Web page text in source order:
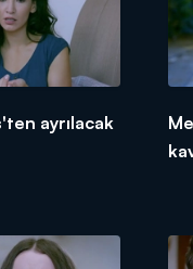
ayrılacak